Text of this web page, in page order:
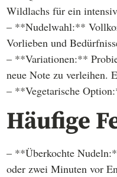
Wildlachs für ein
– **Nudelwahl:**
Vorlieben und
– **Variationen:**
neue Note zu verleihen.
– **Vegetarische
Häufige
– **Überkochte
oder zwei Minuten vor